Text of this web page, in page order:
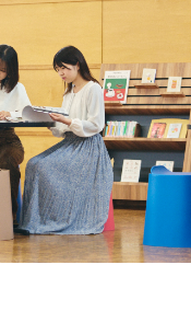
キャンパス
案内
取材・撮影